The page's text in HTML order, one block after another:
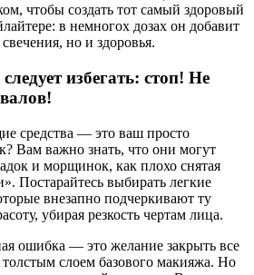
чтобы создать тот самый здоровый
в немногох дозах он добавит
но и здоровья.
избегать: стоп! Не
средства — это ваш просто
Вам важно знать, что они могут
и морщинок, как плохо снятая
Постарайтесь выбирать легкие
внезапно подчеркивают ту
убирая резкость чертам лица.
ошибка — это желание закрыть все
слоем базового макияжа. Но